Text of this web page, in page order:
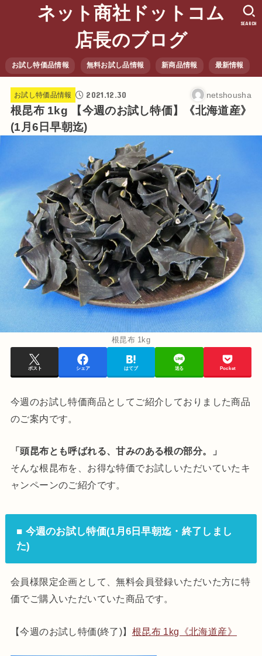
ネット商社ドットコム
店長のブログ
お試し特価品情報 無料お試し品情報 新商品情報 最新情報
SEARCH
お試し特価品情報 2021.12.30 netshousha
根昆布 1kg 【今週のお試し特価】《北海道産》
(1月6日早朝迄)
根昆布 1kg
ポスト シェア はてブ 送る Pocket
今週のお試し特価商品としてご紹介しておりました商品
のご案内です。
「頭昆布とも呼ばれる、甘みのある根の部分。」
そんな根昆布を、お得な特価でお試しいただいていたキ
ャンペーンのご紹介です。
■ 今週のお試し特価(1月6日早朝迄・終了しまし
た)
会員様限定企画として、無料会員登録いただいた方に特
価でご購入いただいていた商品です。
【今週のお試し特価(終了)】 根昆布 1kg《北海道産》